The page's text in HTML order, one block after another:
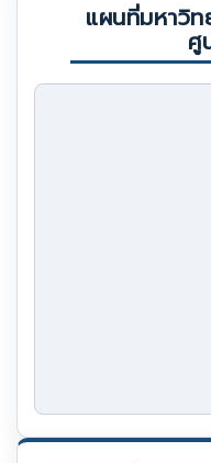
แผนที่มหาวิท
ศู